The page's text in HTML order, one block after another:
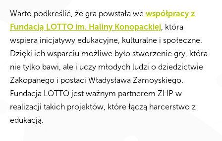
Warto podkreślić, że gra powstała we współpracy z
Fundacją LOTTO im. Haliny Konopackiej , która
wspiera inicjatywy edukacyjne, kulturalne i społeczne.
Dzięki ich wsparciu możliwe było stworzenie gry, która
nie tylko bawi, ale i uczy młodych ludzi o dziedzictwie
Zakopanego i postaci Władysława Zamoyskiego.
Fundacja LOTTO jest ważnym partnerem ZHP w
realizacji takich projektów, które łączą harcerstwo z
edukacją.